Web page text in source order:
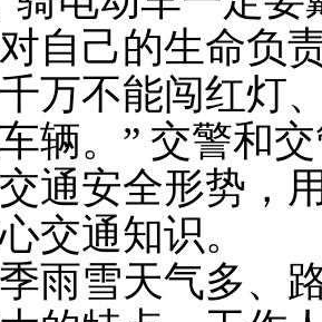
自己的生命负
万不能闯红灯
辆。” 交警和
通安全形势，
交通知识。
雨雪天气多、